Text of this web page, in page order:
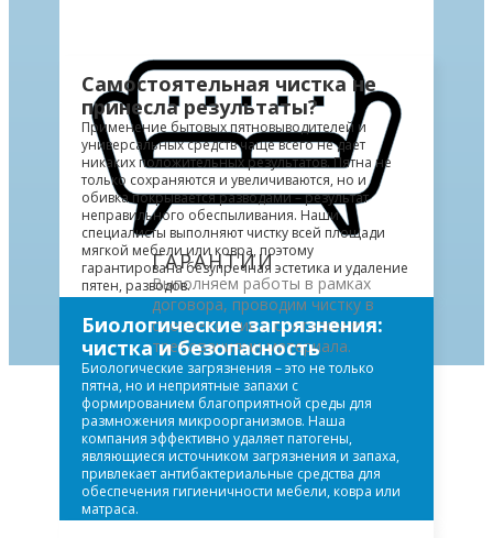
ГАРАНТИИ
Выполняем работы в рамках
договора, проводим чистку в
соответствии с составом и
требованиями материала.
Самостоятельная чистка не
принесла результаты?
Применение бытовых пятновыводителей и
универсальных средств чаще всего не дает
никаких положительных результатов. Пятна не
только сохраняются и увеличиваются, но и
обивка покрывается разводами – результат
неправильного обеспыливания. Наши
специалисты выполняют чистку всей площади
мягкой мебели или ковра, поэтому
гарантирована безупречная эстетика и удаление
пятен, разводов.
Биологические загрязнения:
чистка и безопасность
Биологические загрязнения – это не только
пятна, но и неприятные запахи с
формированием благоприятной среды для
размножения микроорганизмов. Наша
компания эффективно удаляет патогены,
являющиеся источником загрязнения и запаха,
привлекает антибактериальные средства для
обеспечения гигиеничности мебели, ковра или
матраса.